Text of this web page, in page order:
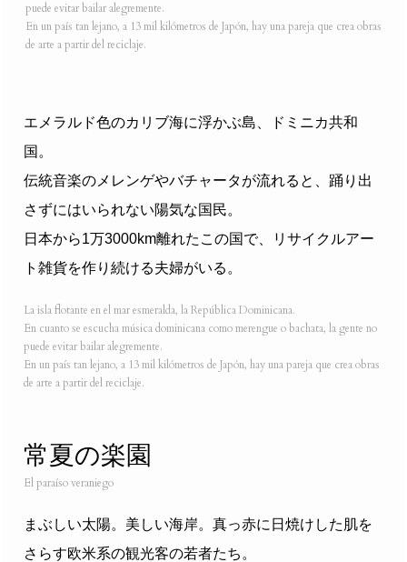
puede evitar bailar alegremente.
En un país tan lejano, a 13 mil kilómetros de Japón, hay una pareja que crea obras
de arte a partir del reciclaje.
エメラルド色のカリブ海に浮かぶ島、ドミニカ共和
国。
伝統音楽のメレンゲやバチャータが流れると、踊り出
さずにはいられない陽気な国民。
日本から1万3000km離れたこの国で、リサイクルアー
ト雑貨を作り続ける夫婦がいる。
La isla flotante en el mar esmeralda, la República Dominicana.
En cuanto se escucha música dominicana como merengue o bachata, la gente no
puede evitar bailar alegremente.
En un país tan lejano, a 13 mil kilómetros de Japón, hay una pareja que crea obras
de arte a partir del reciclaje.
常夏の楽園
El paraíso veraniego
まぶしい太陽。美しい海岸。真っ赤に日焼けした肌を
さらす欧米系の観光客の若者たち。